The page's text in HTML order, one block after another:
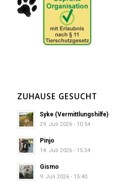
ZUHAUSE GESUCHT
Syke (Vermittlungshilfe)
29. Juli 2026 - 10:54
Pinjo
14. Juli 2026 - 15:34
Gismo
9. Juli 2026 - 15:40